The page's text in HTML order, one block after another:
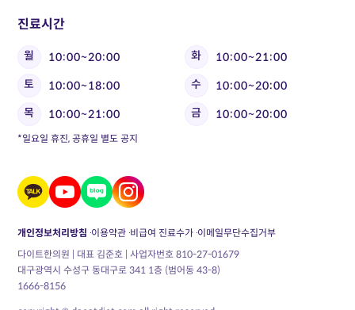
진료시간
월 10:00~20:00 화
10:00~21:00
토
10:00~18:00 수
10:00~20:00
목
10:00~21:00 금 10:00~20:00
*일요일 휴진, 공휴일 별도 공지
개인정보처리방침 이용약관 비급여 진료수가 이메일무단수집거부
다이트한의원 | 대표 김준호 | 사업자번호 810-27-01679
대구광역시 수성구 동대구로 341 1층 (범어동 43-8)
1666-8156